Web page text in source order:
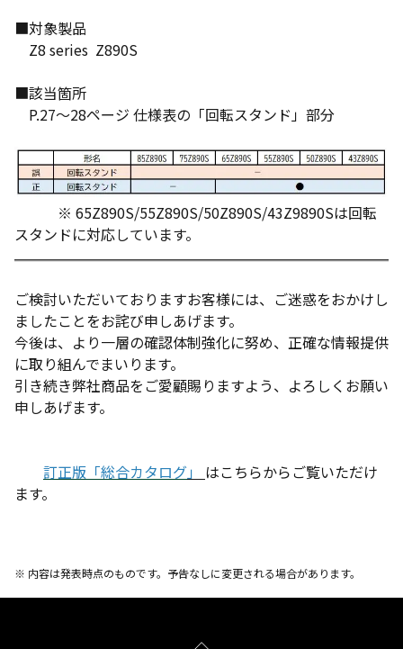
■対象製品
Z8 series Z890S
■該当箇所
P.27～28ページ 仕様表の「回転スタンド」部分
※ 65Z890S/55Z890S/50Z890S/43Z9890Sは回転
スタンドに対応しています。
ご検討いただいておりますお客様には、ご迷惑をおかけし
ましたことをお詫び申しあげます。
今後は、より一層の確認体制強化に努め、正確な情報提供
に取り組んでまいります。
引き続き弊社商品をご愛顧賜りますよう、よろしくお願い
申しあげます。
訂正版「総合カタログ」
はこちらからご覧いただけ
ます。
※ 内容は発表時点のものです。予告なしに変更される場合があります。